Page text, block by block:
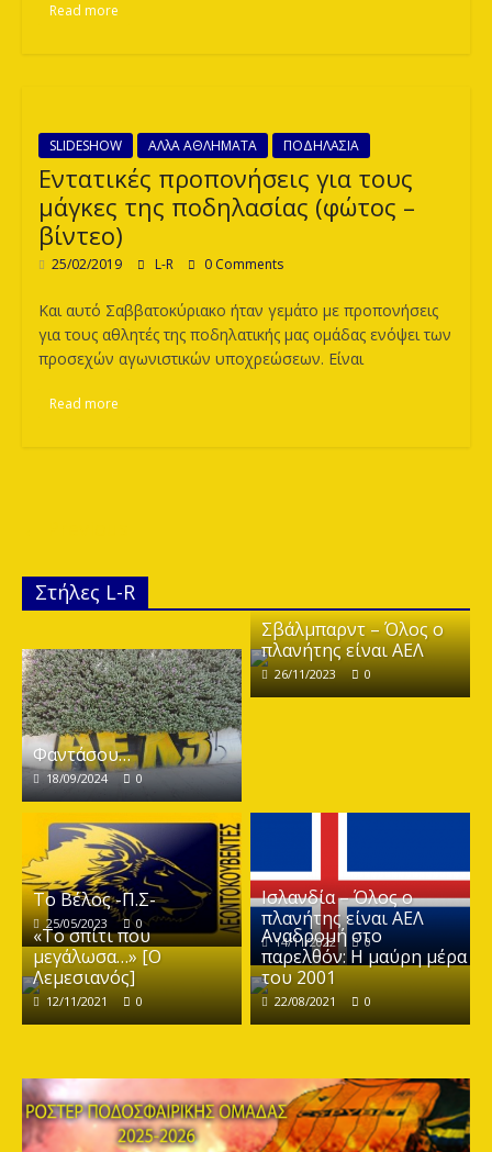
Read more
SLIDESHOW ΑΛλΑ ΑΘΛΗΜΑΤΑ ΠΟΔΗΛΑΣΙΑ
Εντατικές προπονήσεις για τους
μάγκες της ποδηλασίας (φώτος –
βίντεο)
25/02/2019 L-R 0 Comments
Και αυτό Σαββατοκύριακο ήταν γεμάτο με προπονήσεις
για τους αθλητές της ποδηλατικής μας ομάδας ενόψει των
προσεχών αγωνιστικών υποχρεώσεων. Είναι
Read more
Στήλες L-R
Φαντάσου…
18/09/2024 0
Σβάλμπαρντ – Όλος ο
πλανήτης είναι ΑΕΛ
26/11/2023 0
Το Βέλος -Π.Σ-
25/05/2023 0
Ισλανδία – Όλος ο
πλανήτης είναι ΑΕΛ
14/11/2022 0
«Το σπίτι που
μεγάλωσα…» [Ο
Λεμεσιανός]
12/11/2021 0
Αναδρομή στο
παρελθόν: Η μαύρη μέρα
του 2001
22/08/2021 0